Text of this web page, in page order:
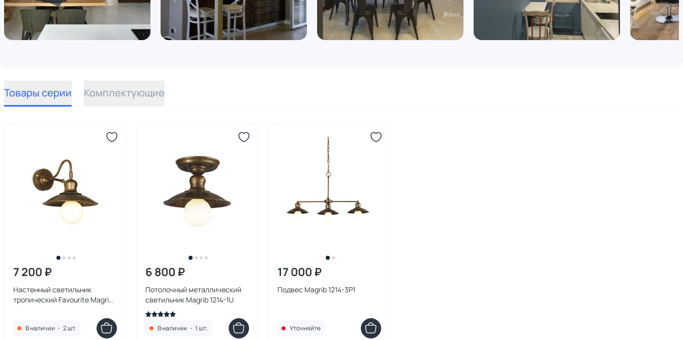
Товары серии Комплектующие
7 200 ₽
Настенный светильник
тропический Favourite Magrib
В наличии • 2 шт.
6 800 ₽
Потолочный металлический
светильник Magrib 1214-1U
В наличии • 1 шт.
17 000 ₽
Подвес Magrib 1214-3P1
Уточняйте